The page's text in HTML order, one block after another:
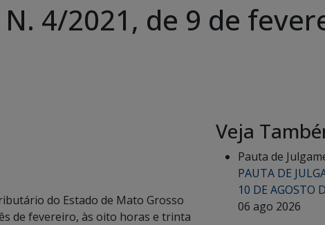
N. 4/2021, de 9 de
do Estado de Mato Grosso
de fevereiro, às oito horas e trinta
Veja
Pauta de
PAUTA DE
10 DE AGOSTO
06 ago 2026